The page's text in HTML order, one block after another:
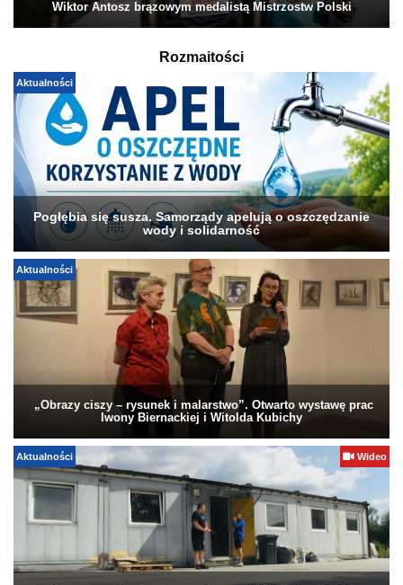
Wiktor Antosz brązowym medalistą Mistrzostw Polski
Rozmaitości
Aktualności
Pogłębia się susza. Samorządy apelują o oszczędzanie
wody i solidarność
Aktualności
„Obrazy ciszy – rysunek i malarstwo”. Otwarto wystawę prac
Iwony Biernackiej i Witolda Kubichy
Aktualności Wideo